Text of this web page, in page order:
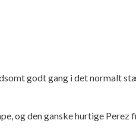
godt gang i det normalt
og den ganske hurtige